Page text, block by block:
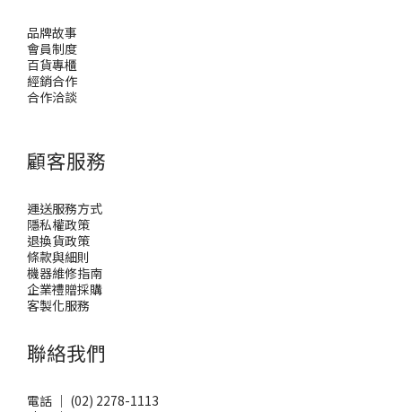
品牌故事
會員制度
百貨專櫃
經銷合作
合作洽談
顧客服務
運送服務方式
隱私權政策
退換貨政策
條款與細則
機器維修指南
企業禮贈採購
客製化服務
聯絡我們
電話 ｜ (02) 2278-1113